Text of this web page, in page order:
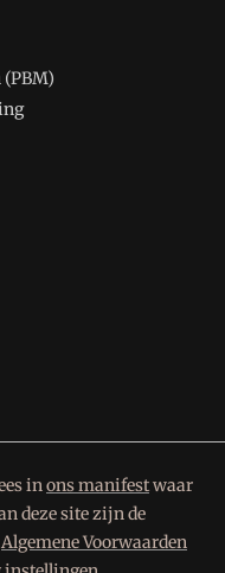
inons manifestwaar
deze site zijn de
Algemene Voorwaarden